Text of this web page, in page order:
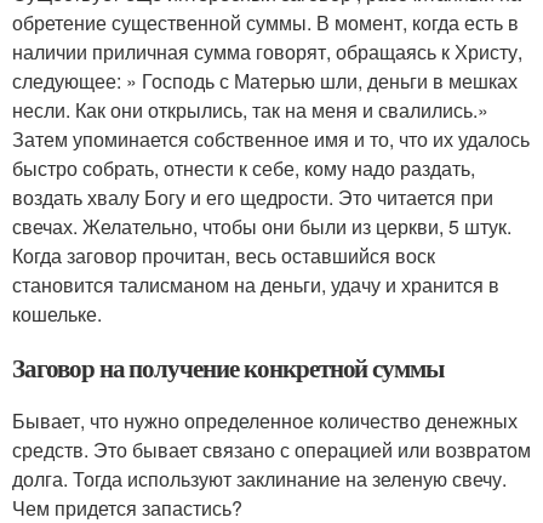
обретение существенной суммы. В момент, когда есть в
наличии приличная сумма говорят, обращаясь к Христу,
следующее: » Господь с Матерью шли, деньги в мешках
несли. Как они открылись, так на меня и свалились.»
Затем упоминается собственное имя и то, что их удалось
быстро собрать, отнести к себе, кому надо раздать,
воздать хвалу Богу и его щедрости. Это читается при
свечах. Желательно, чтобы они были из церкви, 5 штук.
Когда заговор прочитан, весь оставшийся воск
становится талисманом на деньги, удачу и хранится в
кошельке.
Заговор на получение конкретной суммы
Бывает, что нужно определенное количество денежных
средств. Это бывает связано с операцией или возвратом
долга. Тогда используют заклинание на зеленую свечу.
Чем придется запастись?